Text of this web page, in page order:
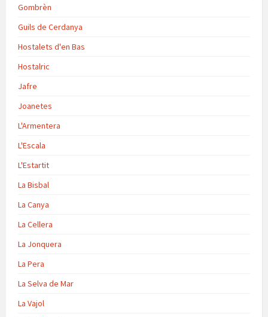
Gombrèn
Guils de Cerdanya
Hostalets d'en Bas
Hostalric
Jafre
Joanetes
L'Armentera
L'Escala
L'Estartit
La Bisbal
La Canya
La Cellera
La Jonquera
La Pera
La Selva de Mar
La Vajol